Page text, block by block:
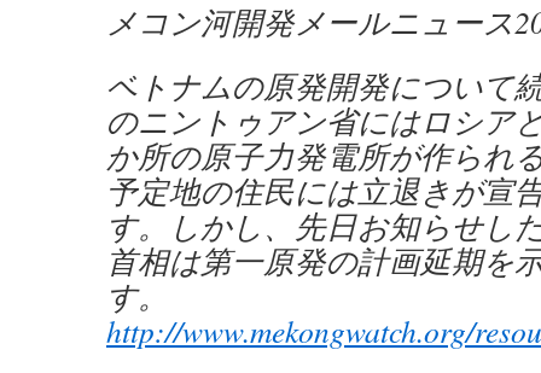
メコン河開発メールニュース
ベトナムの原発開発について
のニントゥアン省にはロシア
か所の原子力発電所が作られ
予定地の住民には立退きが宣
す。しかし、先日お知らせし
首相は第一原発の計画延期を
す。
http://www.mekongwatch.org/